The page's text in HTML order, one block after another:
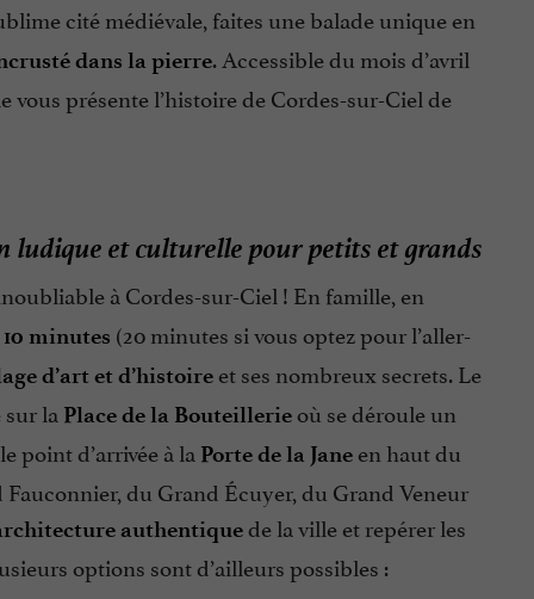
cité médiévale, faites une balade unique en
dans la pierre. Accessible du mois d’avril
présente l’histoire de Cordes-sur-Ciel de
ludique et culturelle pour petits et grands
à Cordes-sur-Ciel ! En famille, en
10 minutes (20 minutes si vous optez pour l’aller-
d’art et d’histoireet ses nombreux secrets. Le
la Place de la Bouteillerieoù se déroule un
point d’arrivée à la Porte de la Janeen haut du
du Grand Écuyer, du Grand Veneur
authentiquede la ville et repérer les
options sont d’ailleurs possibles :